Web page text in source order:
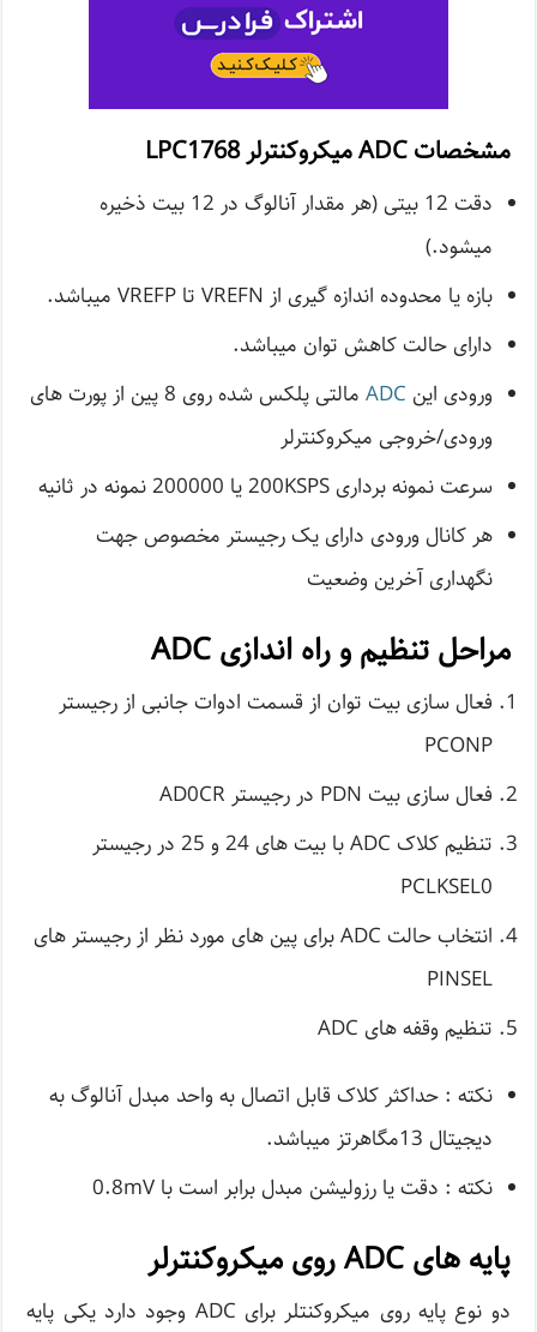
مشخصات ADC میکروکنترلر LPC1768
دقت 12 بیتی (هر مقدار آنالوگ در 12 بیت ذخیره
میشود.)
بازه یا محدوده اندازه گیری از VREFN تا VREFP میباشد.
دارای حالت کاهش توان میباشد.
ورودی این ADC
مالتی پلکس شده روی 8 پین از پورت های
ورودی/خروجی میکروکنترلر
سرعت نمونه برداری 200KSPS یا 200000 نمونه در ثانیه
هر کانال ورودی دارای یک رجیستر مخصوص جهت
نگهداری آخرین وضعیت
مراحل تنظیم و راه اندازی ADC
فعال سازی بیت توان از قسمت ادوات جانبی از رجیستر
PCONP
فعال سازی بیت PDN در رجیستر AD0CR
تنظیم کلاک ADC با بیت های 24 و 25 در رجیستر
PCLKSEL0
انتخاب حالت ADC برای پین های مورد نظر از رجیستر های
PINSEL
تنظیم وقفه های ADC
نکته : حداکثر کلاک قابل اتصال به واحد مبدل آنالوگ به
دیجیتال 13مگاهرتز میباشد.
نکته : دقت یا رزولیشن مبدل برابر است با 0.8mV
پایه های ADC روی میکروکنترلر
دو نوع پایه روی میکروکنتلر برای ADC وجود دارد یکی پایه